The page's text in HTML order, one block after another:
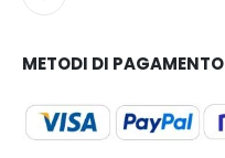
METODI DI PAGAMENTO